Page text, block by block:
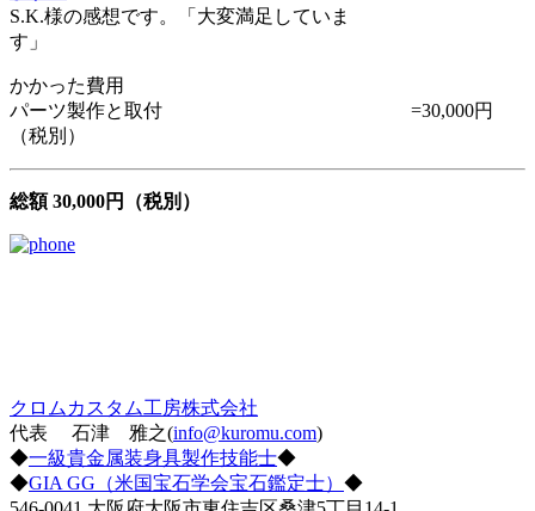
S.K.様の感想です。「大変満足していま
す」
かかった費用
パーツ製作と取付 =30,000円
（税別）
総額 30,000円（税別）
クロムカスタム工房株式会社
代表 石津 雅之(info@kuromu.com)
◆一級貴金属装身具製作技能士◆
◆GIA GG（米国宝石学会宝石鑑定士） ◆